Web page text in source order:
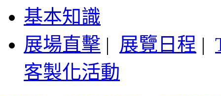
基本知識
展場直擊 | 展覽日程 |
客製化活動